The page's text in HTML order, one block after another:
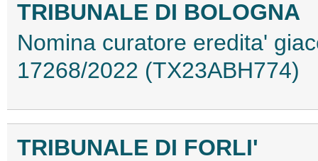
TRIBUNALE DI BOLOGNA
Nomina curatore eredita'
17268/2022 (TX23ABH774)
TRIBUNALE DI FORLI'